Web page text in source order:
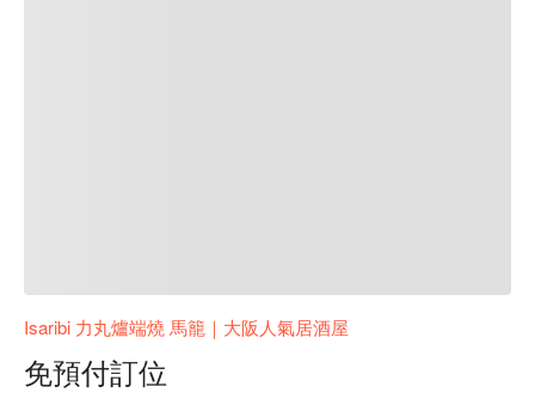
Isaribi 力丸爐端燒 馬籠｜大阪人氣居酒屋
免預付訂位